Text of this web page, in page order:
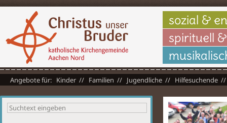
sozial &
spirituell
Kinder Familien Jugendliche Hilfesuchende